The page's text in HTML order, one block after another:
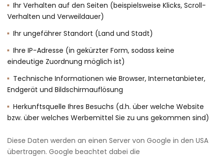
Ihr Verhalten auf den Seiten (beispielsweise Klicks, Scroll-
Verhalten und Verweildauer)
Ihr ungefährer Standort (Land und Stadt)
Ihre IP-Adresse (in gekürzter Form, sodass keine
eindeutige Zuordnung möglich ist)
Technische Informationen wie Browser, Internetanbieter,
Endgerät und Bildschirmauflösung
Herkunftsquelle Ihres Besuchs (d.h. über welche Website
bzw. über welches Werbemittel Sie zu uns gekommen sind)
Diese Daten werden an einen Server von Google in den USA
übertragen. Google beachtet dabei die